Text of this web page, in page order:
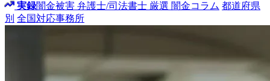
実録闇金被害 弁護士/司法書士 厳選 闇金コラム 都道府県
別 全国対応事務所